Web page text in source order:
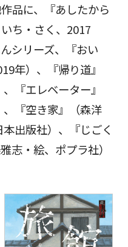
品に、『あしたから
ち・さく、2017
シリーズ、『おい
年）、『帰り道』
『エレベーター』
、『空き家』（森洋
出版社）、『じごく
志・絵、ポプラ社）